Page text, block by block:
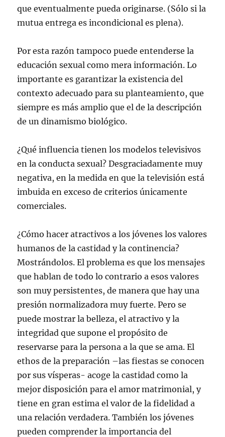
que eventualmente pueda originarse. (Sólo si la
mutua entrega es incondicional es plena).
Por esta razón tampoco puede entenderse la
educación sexual como mera información. Lo
importante es garantizar la existencia del
contexto adecuado para su planteamiento, que
siempre es más amplio que el de la descripción
de un dinamismo biológico.
¿Qué influencia tienen los modelos televisivos
en la conducta sexual? Desgraciadamente muy
negativa, en la medida en que la televisión está
imbuida en exceso de criterios únicamente
comerciales.
¿Cómo hacer atractivos a los jóvenes los valores
humanos de la castidad y la continencia?
Mostrándolos. El problema es que los mensajes
que hablan de todo lo contrario a esos valores
son muy persistentes, de manera que hay una
presión normalizadora muy fuerte. Pero se
puede mostrar la belleza, el atractivo y la
integridad que supone el propósito de
reservarse para la persona a la que se ama. El
ethos de la preparación –las fiestas se conocen
por sus vísperas- acoge la castidad como la
mejor disposición para el amor matrimonial, y
tiene en gran estima el valor de la fidelidad a
una relación verdadera. También los jóvenes
pueden comprender la importancia del